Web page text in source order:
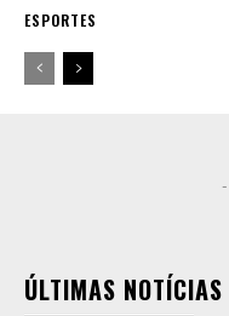
ESPORTES
-
ÚLTIMAS NOTÍCIAS